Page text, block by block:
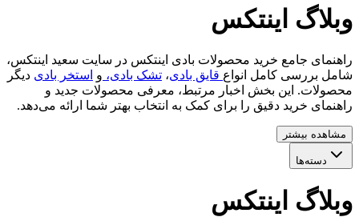
وبلاگ اینتکس
راهنمای جامع خرید محصولات بادی اینتکس در سایت سعید اینتکس،
شامل بررسی کامل انواع قایق بادی، تشک بادی، و استخر بادی دیگر
محصولات. این بخش اخبار مرتبط، معرفی محصولات جدید و
راهنمای خرید دقیق را برای کمک به انتخاب بهتر شما ارائه می‌دهد.
مشاهده بیشتر
دسته‌ها
وبلاگ اینتکس